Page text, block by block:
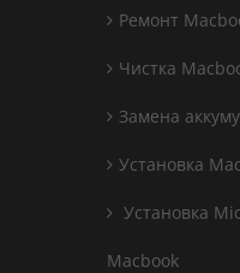
Ремонт
Чистка
Замена
Установка
Установка
Macbook